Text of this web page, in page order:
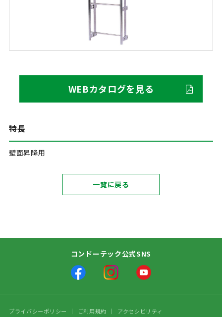
WEBカタログを見る
特長
壁面昇降用
一覧に戻る
コンドーテック公式SNS
プライバシーポリシー ご利用規約 アクセシビリティ